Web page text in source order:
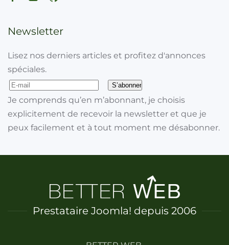
Newsletter
Lisez nos derniers articles et profitez d'annonces
spéciales.
Je comprends qu’en m’abonnant, je choisis
explicitement de recevoir la newsletter et que je
peux facilement et à tout moment me désabonner.
Prestataire Joomla! depuis 2006